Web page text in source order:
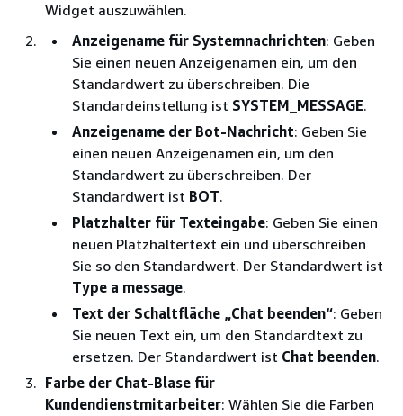
Widget auszuwählen.
Anzeigename für Systemnachrichten: Geben
Sie einen neuen Anzeigenamen ein, um den
Standardwert zu überschreiben. Die
Standardeinstellung ist SYSTEM_MESSAGE.
Anzeigename der Bot-Nachricht: Geben Sie
einen neuen Anzeigenamen ein, um den
Standardwert zu überschreiben. Der
Standardwert ist BOT.
Platzhalter für Texteingabe: Geben Sie einen
neuen Platzhaltertext ein und überschreiben
Sie so den Standardwert. Der Standardwert ist
Type a message.
Text der Schaltfläche „Chat beenden“: Geben
Sie neuen Text ein, um den Standardtext zu
ersetzen. Der Standardwert ist Chat beenden.
Farbe der Chat-Blase für
Kundendienstmitarbeiter: Wählen Sie die Farben